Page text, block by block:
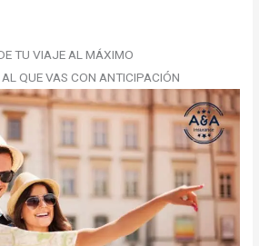
TU VIAJE AL MÁXIMO
QUE VAS CON ANTICIPACIÓN